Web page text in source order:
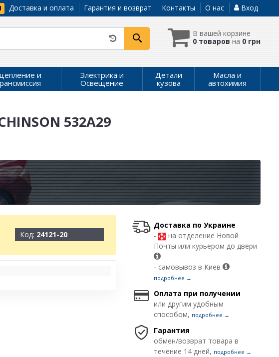
Доставка и оплата Гарантия и возврат Контакты О нас Вход
В вашей корзине
0 товаров на 0 грн
и
Электрика и
Освещение
Детали
кузова
Масла и
автохимия
532A29
Код: 24121-20
Доставка по Украине
-
на отделение Новой
Почты или курьером до двери
- самовывоз в Киев
подробнее →
Оплата при получении
или другим удобным
способом, подробнее →
Гарантия
обмен/возврат товара в
течение 14 дней, подробнее →